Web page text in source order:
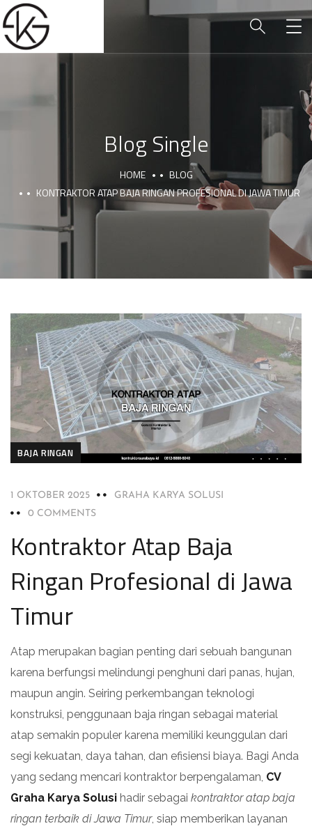
Blog Single
HOME
BLOG
KONTRAKTOR ATAP BAJA RINGAN PROFESIONAL DI JAWA TIMUR
BAJA RINGAN
1 OKTOBER 2025
GRAHA KARYA SOLUSI
0 COMMENTS
Kontraktor Atap Baja
Ringan Profesional di Jawa
Timur
Atap merupakan bagian penting dari sebuah bangunan
karena berfungsi melindungi penghuni dari panas, hujan,
maupun angin. Seiring perkembangan teknologi
konstruksi, penggunaan baja ringan sebagai material
atap semakin populer karena memiliki keunggulan dari
segi kekuatan, daya tahan, dan efisiensi biaya. Bagi Anda
yang sedang mencari kontraktor berpengalaman, CV
Graha Karya Solusi hadir sebagai kontraktor atap baja
ringan terbaik di Jawa Timur, siap memberikan layanan